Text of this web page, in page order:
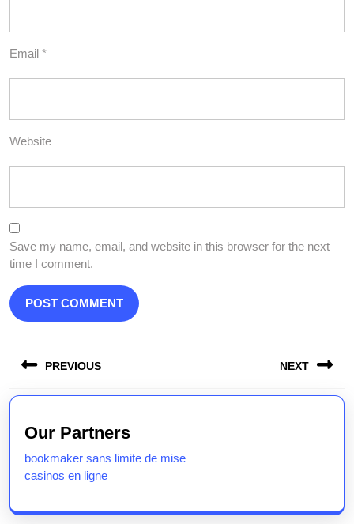
Email *
Website
Save my name, email, and website in this browser for the next
time I comment.
navigation
PREVIOUS
Previous
post:
NEXT
Our Partners
bookmaker sans limite de mise
casinos en ligne